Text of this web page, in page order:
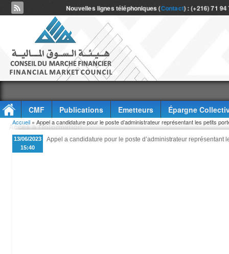
Nouvelles lignes téléphoniques (Contact) : (+216) 71
CMF Publications Emetteurs
Épargne
Accès à l'information
Vous êtes ici
Accueil » Appel a candidature pour le poste d’administrateur représentant les petits
13/06/2023
15:40
Appel a candidature pour le poste d’administrateur représentant